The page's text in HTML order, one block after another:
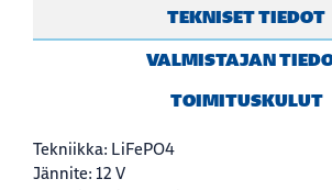
TEKNISET TIEDOT
VALMISTAJAN
TOIMITUSKULUT
Tekniikka: LiFePO4
Jännite: 12 V